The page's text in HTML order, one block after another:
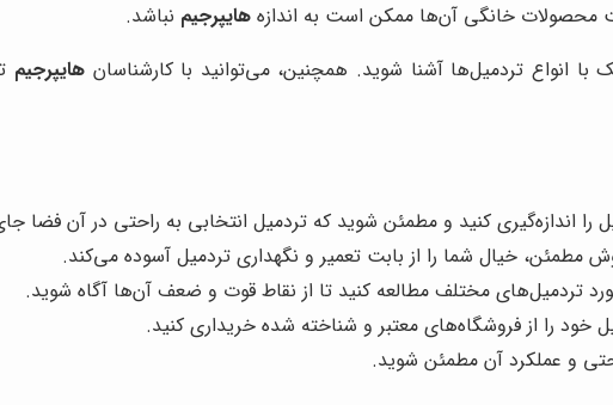
محصولات خانگی آن‌ها ممکن است به اندازه هایپرجیم نباشد.
با انواع تردمیل‌ها آشنا شوید. همچنین، می‌توانید با کارشناسانهایپرجیم
را اندازه‌گیری کنید و مطمئن شوید که تردمیل انتخابی به راحتی در آن فضا
مطمئن، خیال شما را از بابت تعمیر و نگهداری تردمیل آسوده می‌کند.
تردمیل‌های مختلف مطالعه کنید تا از نقاط قوت و ضعف آن‌ها آگاه شوید.
خود را از فروشگاه‌های معتبر و شناخته شده خریداری کنید.
و عملکرد آن مطمئن شوید.